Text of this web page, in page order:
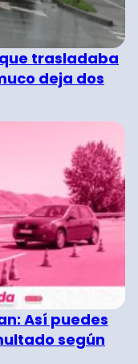
trasladaba
deja dos
Así puedes
según